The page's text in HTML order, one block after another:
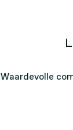
Waardevolle